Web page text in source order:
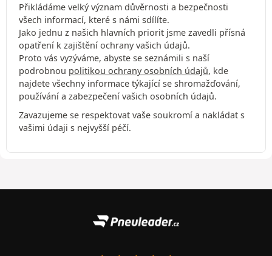
Přikládáme velký význam důvěrnosti a bezpečnosti
všech informací, které s námi sdílíte.
Jako jednu z našich hlavních priorit jsme zavedli přísná
opatření k zajištění ochrany vašich údajů.
Proto vás vyzýváme, abyste se seznámili s naší
podrobnou politikou ochrany osobních údajů, kde
najdete všechny informace týkající se shromažďování,
používání a zabezpečení vašich osobních údajů.
Zavazujeme se respektovat vaše soukromí a nakládat s
vašimi údaji s nejvyšší péčí.